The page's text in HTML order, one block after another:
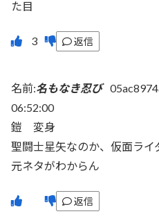
た目
返信
名前:名もなき忍び
06:52:00
鎧 変身
聖闘士星矢なのか、仮面ライ
元ネタがわからん
返信